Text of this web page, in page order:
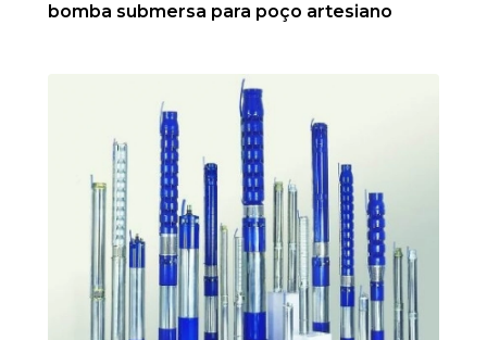
bomba submersa para poço artesiano